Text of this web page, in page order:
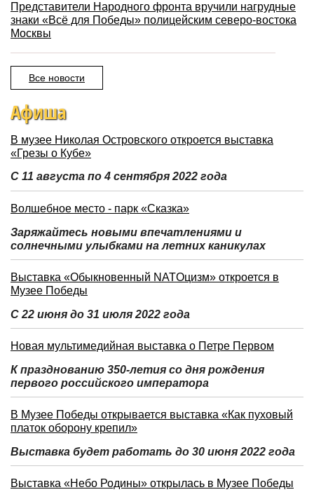
Представители Народного фронта вручили нагрудные
знаки «Всё для Победы» полицейским северо-востока
Москвы
Все новости
Афиша
В музее Николая Островского откроется выставка
«Грезы о Кубе»
С 11 августа по 4 сентября 2022 года
Волшебное место - парк «Сказка»
Заряжайтесь новыми впечатлениями и
солнечными улыбками на летних каникулах
Выставка «Обыкновенный NATOцизм» откроется в
Музее Победы
С 22 июня до 31 июля 2022 года
Новая мультимедийная выставка о Петре Первом
К празднованию 350-летия со дня рождения
первого российского императора
В Музее Победы открывается выставка «Как пуховый
платок оборону крепил»
Выставка будет работать до 30 июня 2022 года
Выставка «Небо Родины» открылась в Музее Победы